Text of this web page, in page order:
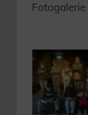
Fotogalerie